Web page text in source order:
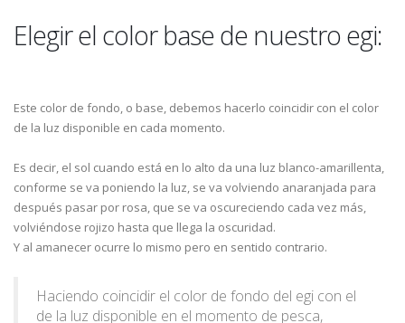
Elegir el color base de nuestro egi:
Este color de fondo, o base, debemos hacerlo coincidir con el color
de la luz disponible en cada momento.
Es decir, el sol cuando está en lo alto da una luz blanco-amarillenta,
conforme se va poniendo la luz, se va volviendo anaranjada para
después pasar por rosa, que se va oscureciendo cada vez más,
volviéndose rojizo hasta que llega la oscuridad.
Y al amanecer ocurre lo mismo pero en sentido contrario.
Haciendo coincidir el color de fondo del egi con el
de la luz disponible en el momento de pesca,